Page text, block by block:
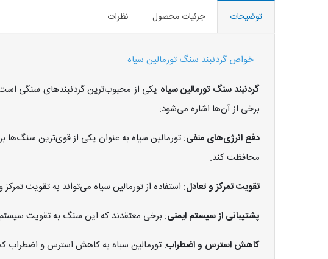
توضیحات جزئیات محصول نظرات
خواص گردنبند سنگ تورمالین سیاه
گردنبند سنگ تورمالین سیاه یکی از محبوب‌ترین گردنبندهای سنگی
برخی از آن‌ها اشاره می‌شود:
دفع انرژی‌های منفی: تورمالین سیاه به عنوان یکی از قوی‌ترین
محافظت کند.
تقویت تمرکز و تعادل: استفاده از تورمالین سیاه می‌تواند به تقویت
پشتیبانی از سیستم ایمنی: برخی معتقدند که این سنگ به تقویت
کاهش استرس و اضطراب: تورمالین سیاه به کاهش استرس و